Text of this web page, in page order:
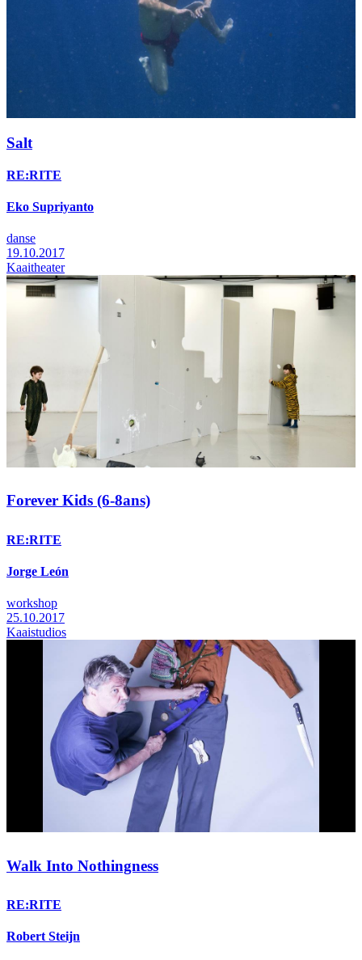
Salt
RE:RITE
Eko Supriyanto
danse
19.10.2017
Kaaitheater
Forever Kids (6-8ans)
RE:RITE
Jorge León
workshop
25.10.2017
Kaaistudios
Walk Into Nothingness
RE:RITE
Robert Steijn